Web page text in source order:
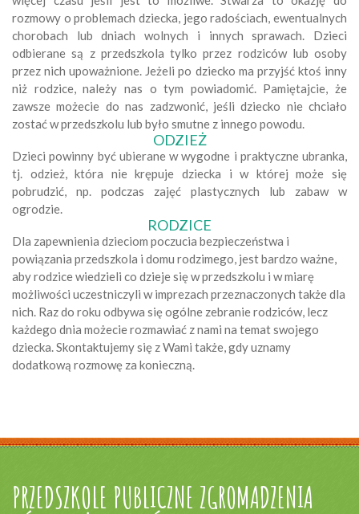
rozmowy o problemach dziecka, jego radościach, ewentualnych
chorobach lub dniach wolnych i innych sprawach. Dzieci
odbierane są z przedszkola tylko przez rodziców lub osoby
przez nich upoważnione. Jeżeli po dziecko ma przyjść ktoś inny
niż rodzice, należy nas o tym powiadomić. Pamiętajcie, że
zawsze możecie do nas zadzwonić, jeśli dziecko nie chciało
zostać w przedszkolu lub było smutne z innego powodu.
ODZIEŻ
Dzieci powinny być ubierane w wygodne i praktyczne ubranka,
tj. odzież, która nie krępuje dziecka i w której może się
pobrudzić, np. podczas zajęć plastycznych lub zabaw w
ogrodzie.
RODZICE
Dla zapewnienia dzieciom poczucia bezpieczeństwa i
powiązania przedszkola i domu rodzimego, jest bardzo ważne,
aby rodzice wiedzieli co dzieje się w przedszkolu i w miarę
możliwości uczestniczyli w imprezach przeznaczonych także dla
nich. Raz do roku odbywa się ogólne zebranie rodziców, lecz
każdego dnia możecie rozmawiać z nami na temat swojego
dziecka. Skontaktujemy się z Wami także, gdy uznamy
dodatkową rozmowę za konieczną.
PRZEDSZKOLE PUBLICZNE ZGROMADZENIA